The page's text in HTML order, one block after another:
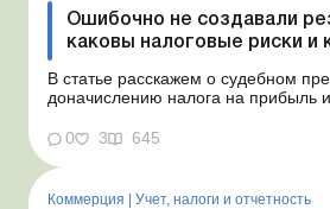
Ошибочно не создавали
каковы налоговые риски и
В статье расскажем о судебном
доначислению налога на прибыль
рекомендации, как
Проблемные расходы: налоговые
практика Понимаем ваши волнения
ошибочным несоздан...
0 3 645
Коммерция | Учет, налоги и отчетность